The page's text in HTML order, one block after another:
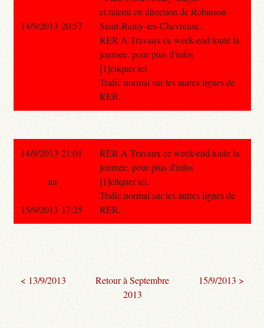
et ralenti en direction de Robinson -
Saint-Remy-les-Chevreuse.
RER A Travaux ce week-end toute la
journee, pour plus d'infos
[1]cliquer ici.
Trafic normal sur les autres lignes de
RER.
14/9/2013 20:57
14/9/2013 21:01
RER A Travaux ce week-end toute la
journee, pour plus d'infos
[1]cliquer ici.
Trafic normal sur les autres lignes de
RER.
au
15/9/2013 17:25
< 13/9/2013
Retour à Septembre
2013
15/9/2013 >